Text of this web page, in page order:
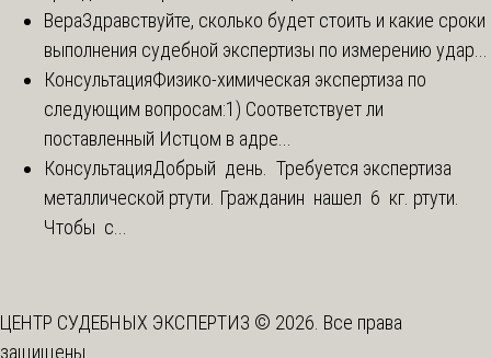
ВераЗдравствуйте, сколько будет стоить и какие сроки
выполнения судебной экспертизы по измерению удар...
КонсультацияФизико-химическая экспертиза по
следующим вопросам:1) Соответствует ли
поставленный Истцом в адре...
КонсультацияДобрый день. Требуется экспертиза
металлической ртути. Гражданин нашел 6 кг. ртути.
Чтобы с...
ЦЕНТР СУДЕБНЫХ ЭКСПЕРТИЗ © 2026. Все права
защищены